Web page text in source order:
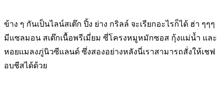
ข้าง ๆ กันเป็นไลน์สเต๊ก ปิ้ง ย่าง กริลล์ จะเรียกอะไรก็ได้ ฮ่า ๆๆๆ
มีแซลมอน สเต๊กเนื้อพรีเมี่ยม ซี่โครงหมูหมักซอส กุ้งแม่น้ำ และ
หอยแมลงภู่นิวซีแลนด์ ซึ่งสองอย่างหลังนี่เราสามารถสั่งให้เชฟ
อบชีสได้ด้วย